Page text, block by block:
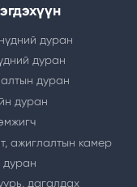
дуран
дуран
дуран
дуран
ажиглалтын камер
дуран
дагалдах